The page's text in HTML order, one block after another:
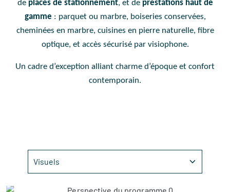
de places de stationnement, et de prestations haut de
gamme : parquet ou marbre, boiseries conservées,
cheminées en marbre, cuisines en pierre naturelle, fibre
optique, et accès sécurisé par visiophone.
Un cadre d’exception alliant charme d’époque et confort
contemporain.